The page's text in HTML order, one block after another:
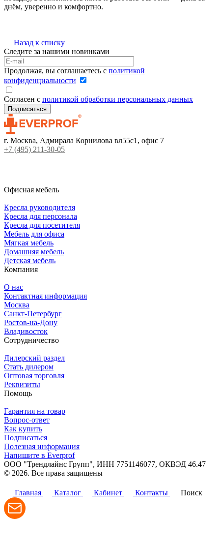
днём, уверенно и комфортно.
Назад к списку
Следите за нашими новинками
Продолжая, вы соглашаетесь с политикой
конфиденциальности
Согласен с политикой обработки персональных данных
г. Москва, Адмирала Корнилова вл55с1, офис 7
+7 (495) 211-30-05
Офисная мебель
Кресла руководителя
Кресла для персонала
Кресла для посетителя
Мебель для офиса
Мягкая мебель
Домашняя мебель
Детская мебель
Компания
О нас
Контактная информация
Москва
Санкт-Петербург
Ростов-на-Дону
Владивосток
Сотрудничество
Дилерский раздел
Стать дилером
Оптовая торговля
Реквизиты
Помощь
Гарантия на товар
Вопрос-ответ
Как купить
Подписаться
Полезная информация
Напишите в Everprof
ООО "Трендлайнс Групп", ИНН 7751146077, ОКВЭД 46.47
© 2026. Все права защищены
Главная
Каталог Кабинет Контакты Поиск